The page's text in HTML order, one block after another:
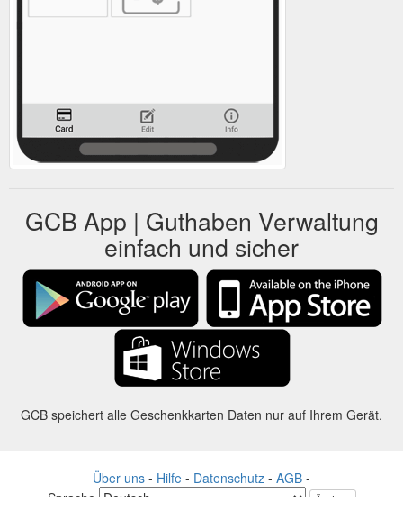
GCB App | Guthaben Verwaltung
einfach und sicher
GCB speichert alle Geschenkkarten Daten nur auf Ihrem Gerät.
Über uns - Hilfe - Datenschutz - AGB -
Sprache
Ändern